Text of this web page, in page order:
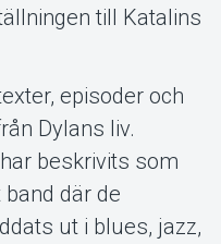
till Katalins
episoder och
Dylans liv.
beskrivits som
där de
ut i blues, jazz,